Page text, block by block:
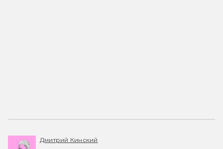
Дмитрий Кинский